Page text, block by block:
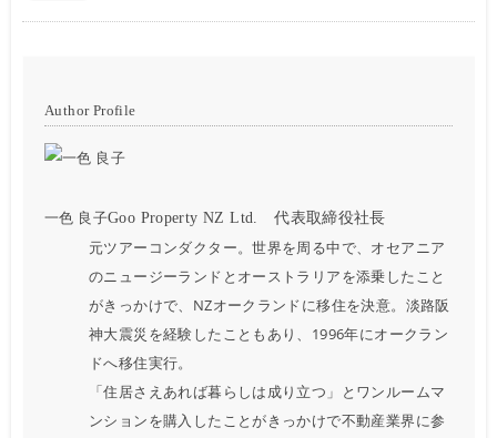
Author Profile
一色 良子Goo Property NZ Ltd. 代表取締役社長
元ツアーコンダクター。世界を周る中で、オセアニア
のニュージーランドとオーストラリアを添乗したこと
がきっかけで、NZオークランドに移住を決意。淡路阪
神大震災を経験したこともあり、1996年にオークラン
ドへ移住実行。
「住居さえあれば暮らしは成り立つ」とワンルームマ
ンションを購入したことがきっかけで不動産業界に参